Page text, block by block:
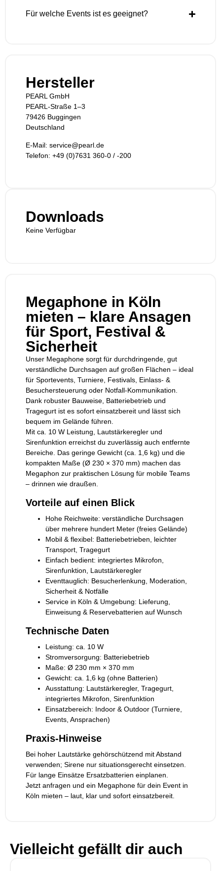
Für welche Events ist es geeignet?
Hersteller
PEARL GmbH
PEARL-Straße 1–3
79426 Buggingen
Deutschland
E-Mail: service@pearl.de
Telefon: +49 (0)7631 360-0 / -200
Downloads
Keine Verfügbar
Megaphone in Köln
mieten – klare Ansagen
für Sport, Festival &
Sicherheit
Unser Megaphone sorgt für durchdringende, gut
verständliche Durchsagen auf großen Flächen – ideal
für Sportevents, Turniere, Festivals, Einlass- &
Besuchersteuerung oder Notfall-Kommunikation.
Dank robuster Bauweise, Batteriebetrieb und
Tragegurt ist es sofort einsatzbereit und lässt sich
bequem im Gelände führen.
Mit ca. 10 W Leistung, Lautstärkeregler und
Sirenfunktion erreichst du zuverlässig auch entfernte
Bereiche. Das geringe Gewicht (ca. 1,6 kg) und die
kompakten Maße (Ø 230 × 370 mm) machen das
Megaphon zur praktischen Lösung für mobile Teams
– drinnen wie draußen.
Vorteile auf einen Blick
Hohe Reichweite: verständliche Durchsagen
über mehrere hundert Meter (freies Gelände)
Mobil & flexibel: Batteriebetrieben, leichter
Transport, Tragegurt
Einfach bedient: integriertes Mikrofon,
Sirenfunktion, Lautstärkeregler
Eventtauglich: Besucherlenkung, Moderation,
Sicherheit & Notfälle
Service in Köln & Umgebung: Lieferung,
Einweisung & Reservebatterien auf Wunsch
Technische Daten
Leistung: ca. 10 W
Stromversorgung: Batteriebetrieb
Maße: Ø 230 mm × 370 mm
Gewicht: ca. 1,6 kg (ohne Batterien)
Ausstattung: Lautstärkeregler, Tragegurt,
integriertes Mikrofon, Sirenfunktion
Einsatzbereich: Indoor & Outdoor (Turniere,
Events, Ansprachen)
Praxis-Hinweise
Bei hoher Lautstärke gehörschützend mit Abstand
verwenden; Sirene nur situationsgerecht einsetzen.
Für lange Einsätze Ersatzbatterien einplanen.
Jetzt anfragen und ein Megaphone für dein Event in
Köln mieten – laut, klar und sofort einsatzbereit.
Vielleicht gefällt dir auch